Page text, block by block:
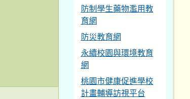
防制學生藥物濫用教
育網
防災教育網
永續校園與環境教育
網
桃園市健康促進學校
計畫輔導訪視平台